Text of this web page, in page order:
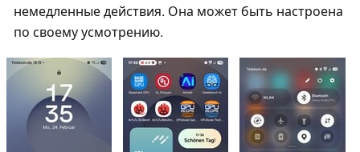
немедленные действия. Она может быть настроена
по своему усмотрению.